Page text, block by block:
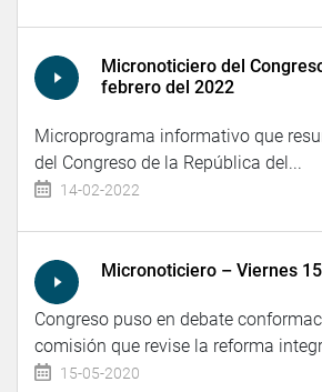
Micronoticiero del
febrero del 2022
Microprograma informativo que
del Congreso de la República del...
14-02-2022
Micronoticiero – Viernes
Congreso puso en debate
comisión que revise la reforma
15-05-2020